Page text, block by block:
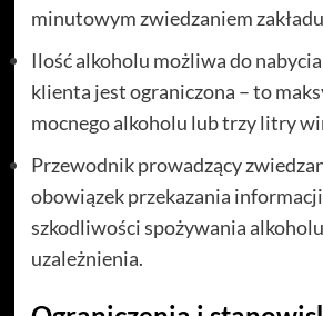
minutowym zwiedzaniem
Ilość alkoholu możliwa do
klienta jest ograniczona – to
mocnego alkoholu lub trzy litry
Przewodnik prowadzący
obowiązek przekazania
szkodliwości spożywania
uzależnienia.